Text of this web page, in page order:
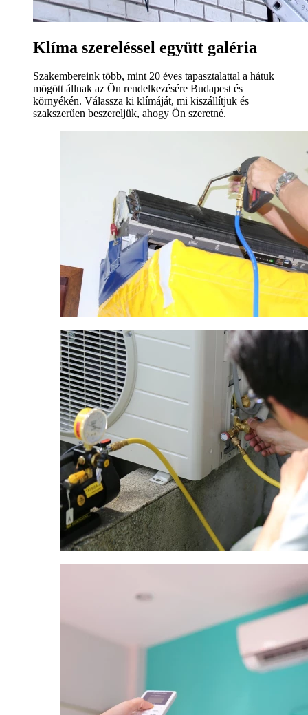
Klíma szereléssel együtt galéria
Szakembereink több, mint 20 éves tapasztalattal a hátuk
mögött állnak az Ön rendelkezésére Budapest és
környékén. Válassza ki klímáját, mi kiszállítjuk és
szakszerűen beszereljük, ahogy Ön szeretné.